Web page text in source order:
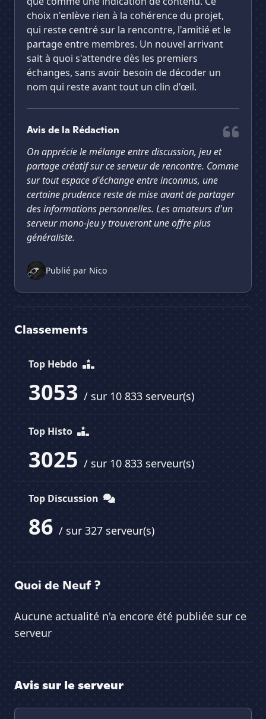
choix n'enlève rien à la cohérence du projet,
qui reste centré sur la rencontre, l'amitié et le
partage entre membres. Un nouvel arrivant
sait à quoi s'attendre dès les premiers
échanges, sans avoir besoin de décoder un
nom qui reste avant tout un clin d'œil.
Avis de la Rédaction
On apprécie le mélange entre discussion, jeu et
partage créatif sur ce serveur de rencontre. Comme
sur tout espace d'échange entre inconnus, une
certaine prudence reste de mise avant de partager
des informations personnelles. Les amateurs d'un
serveur mono-jeu y trouveront une offre plus
généraliste.
Publié par Nico
Classements
Top Hebdo
3053 / sur 10 833 serveur(s)
Top Histo
3025 / sur 10 833 serveur(s)
Top Discussion
86 / sur 327 serveur(s)
Quoi de Neuf ?
Aucune actualité n'a encore été publiée sur ce
serveur
Avis sur le serveur